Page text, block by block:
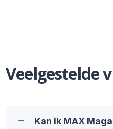
Veelgestelde
Kan ik MAX